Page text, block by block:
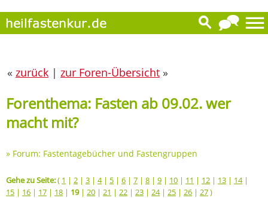
« zurück | zur Foren-Übersicht »
Forenthema: Fasten ab 09.02. wer
macht mit?
» Forum: Fastentagebücher und Fastengruppen
Gehe zu Seite:( 1 | 2 | 3 | 4| 5 | 6 | 7 | 8 | 9 | 10 | 11 | 12 | 13 | 14|
15 | 16 | 17 | 18 | 19| 20 | 21 | 22 | 23 | 24| 25 | 26 | 27)